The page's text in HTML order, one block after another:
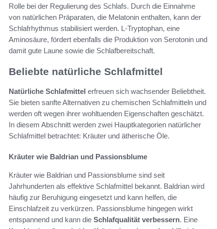
Rolle bei der Regulierung des Schlafs. Durch die Einnahme
von natürlichen Präparaten, die Melatonin enthalten, kann der
Schlafrhythmus stabilisiert werden. L-Tryptophan, eine
Aminosäure, fördert ebenfalls die Produktion von Serotonin und
damit gute Laune sowie die Schlafbereitschaft.
Beliebte natürliche Schlafmittel
Natürliche Schlafmittel erfreuen sich wachsender Beliebtheit.
Sie bieten sanfte Alternativen zu chemischen Schlafmitteln und
werden oft wegen ihrer wohltuenden Eigenschaften geschätzt.
In diesem Abschnitt werden zwei Hauptkategorien natürlicher
Schlafmittel betrachtet: Kräuter und ätherische Öle.
Kräuter wie Baldrian und Passionsblume
Kräuter wie Baldrian und Passionsblume sind seit
Jahrhunderten als effektive Schlafmittel bekannt. Baldrian wird
häufig zur Beruhigung eingesetzt und kann helfen, die
Einschlafzeit zu verkürzen. Passionsblume hingegen wirkt
entspannend und kann die Schlafqualität verbessern. Eine